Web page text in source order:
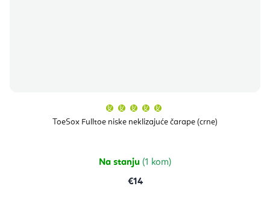
ToeSox Fulltoe niske neklizajuće čarape (crne)
proizvoda
je
zvjezdica.
Na stanju (1 kom)
€14